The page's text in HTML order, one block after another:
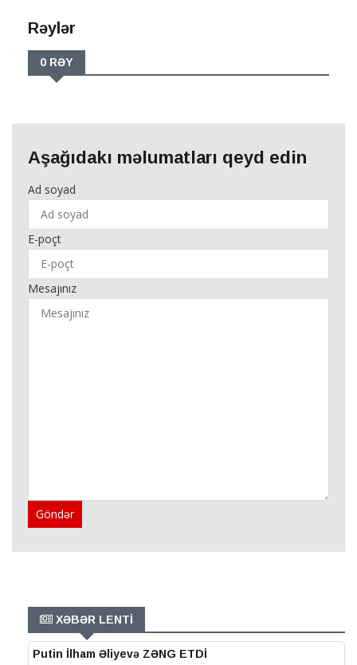
Rəylər
0 RƏY
Aşağıdakı məlumatları qeyd edin
Ad soyad
E-poçt
Mesajınız
Göndər
XƏBƏR LENTİ
Putin İlham Əliyevə ZƏNG ETDİ